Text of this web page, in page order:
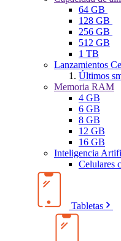
64 GB
128 GB
256 GB
512 GB
1 TB
Lanzamientos
Últimos
Memoria RAM
4 GB
6 GB
8 GB
12 GB
16 GB
Inteligencia
Celulares
Tabletas